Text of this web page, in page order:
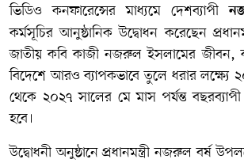
ভিডিও কনফারেন্সের মাধ্যমে দেশব্যাপী
কর্মসূচির আনুষ্ঠানিক উদ্বোধন করেছেন
জাতীয় কবি কাজী নজরুল ইসলামের জীবন,
বিদেশে আরও ব্যাপকভাবে তুলে ধরার লক্ষ্যে
থেকে ২০২৭ সালের মে মাস পর্যন্ত
হবে।
উদ্বোধনী অনুষ্ঠানে প্রধানমন্ত্রী নজরুল বর্ষ